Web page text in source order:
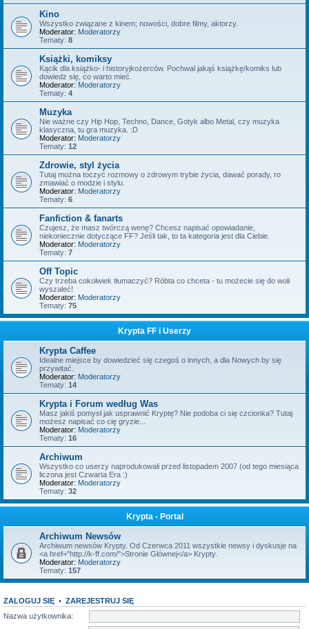
Kino
Wszystko związane z kinem; nowości, dobre filmy, aktorzy.
Moderator: Moderatorzy
Tematy: 8
Książki, komiksy
Kącik dla książko- i historyjkożerców. Pochwal jakąś książkę/komiks lub
dowiedz się, co warto mieć.
Moderator: Moderatorzy
Tematy: 4
Muzyka
Nie ważne czy Hip Hop, Techno, Dance, Gotyk albo Metal, czy muzyka
klasyczna, tu gra muzyka. :D
Moderator: Moderatorzy
Tematy: 12
Zdrowie, styl życia
Tutaj można toczyć rozmowy o zdrowym trybie życia, dawać porady, ro
zmawiać o modzie i stylu.
Moderator: Moderatorzy
Tematy: 6
Fanfiction & fanarts
Czujesz, że masz twórczą wenę? Chcesz napisać opowiadanie,
niekoniecznie dotyczące FF? Jeśli tak, to ta kategoria jest dla Ciebie.
Moderator: Moderatorzy
Tematy: 7
Off Topic
Czy trzeba cokolwiek tłumaczyć? Róbta co chceta - tu możecie się do woli
wyszaleć!
Moderator: Moderatorzy
Tematy: 75
Krypta FF i Userzy
Krypta Caffee
Idealne miejsce by dowiedzieć się czegoś o innych, a dla Nowych by się
przywitać.
Moderator: Moderatorzy
Tematy: 14
Krypta i Forum według Was
Masz jakiś pomysł jak usprawnić Kryptę? Nie podoba ci się czcionka? Tutaj
możesz napisać co cię gryzie...
Moderator: Moderatorzy
Tematy: 16
Archiwum
Wszystko co userzy naprodukowali przed listopadem 2007 (od tego miesiąca
liczona jest Czwarta Era :)
Moderator: Moderatorzy
Tematy: 32
Krypta - Portal
Archiwum Newsów
Archiwum newsów Krypty. Od Czerwca 2011 wszystkie newsy i dyskusje na
<a href="http://k-ff.com/">Stronie Głównej</a> Krypty.
Moderator: Moderatorzy
Tematy: 157
ZALOGUJ SIĘ • ZAREJESTRUJ SIĘ
Nazwa użytkownika: